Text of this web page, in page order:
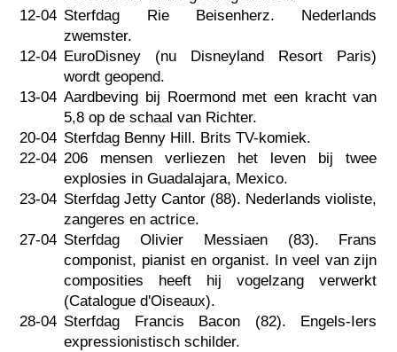
12-04 Sterfdag Rie Beisenherz. Nederlands
zwemster.
12-04 EuroDisney (nu Disneyland Resort Paris)
wordt geopend.
13-04 Aardbeving bij Roermond met een kracht van
5,8 op de schaal van Richter.
20-04 Sterfdag Benny Hill. Brits TV-komiek.
22-04 206 mensen verliezen het leven bij twee
explosies in Guadalajara, Mexico.
23-04 Sterfdag Jetty Cantor (88). Nederlands violiste,
zangeres en actrice.
27-04 Sterfdag Olivier Messiaen (83). Frans
componist, pianist en organist. In veel van zijn
composities heeft hij vogelzang verwerkt
(Catalogue d'Oiseaux).
28-04 Sterfdag Francis Bacon (82). Engels-Iers
expressionistisch schilder.